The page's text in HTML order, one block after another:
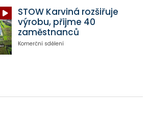
STOW Karviná rozšiřuje
výrobu, přijme 40
zaměstnanců
Komerční sdělení